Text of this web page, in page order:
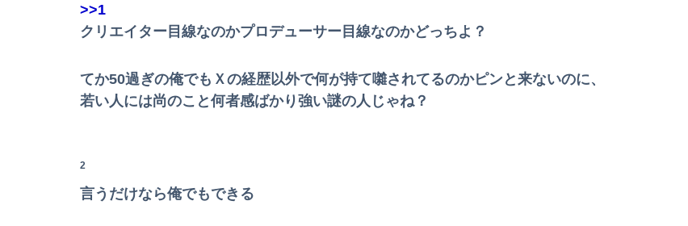
Powered by livedoor 相互RSS
【画像】石川佳純さん(31)の体、エッッッッッッッッッッッッッッッッッ！
【速報】ゼレンスキー大統領「日本の支援は期待されたほどの成果がない」WWWWWWWWWWW
【悲報】Mrs. GREEN APPLE、マジで逝くwwwwww
>>1
クリエイター目線なのかプロデューサー目線なのかどっちよ？
てか50過ぎの俺でもＸの経歴以外で何が持て囃されてるのかピンと来ないのに、
若い人には尚のこと何者感ばかり強い謎の人じゃね？
2
言うだけなら俺でもできる